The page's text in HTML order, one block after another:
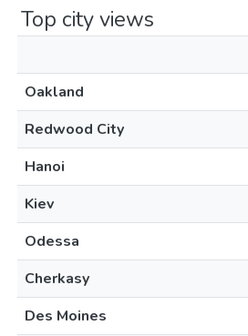
Top city views
Oakland
Redwood City
Hanoi
Kiev
Odessa
Cherkasy
Des Moines